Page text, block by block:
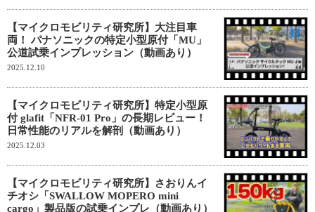
【マイクロモビリティ研究所】大注目車
両！ パナソニックの特定小型原付「MU」
公道試乗インプレッション（動画あり）
2025.12.10
【マイクロモビリティ研究所】特定小型原
付 glafit「NFR-01 Pro」の長期レビュー！
日常性能のリアルを解剖（動画あり）
2025.12.03
【マイクロモビリティ研究所】さおりんイ
チオシ「SWALLOW MOPERO mini
cargo」製品版の試乗インプレ（動画あり）